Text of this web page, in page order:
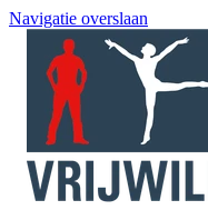
Navigatie overslaan